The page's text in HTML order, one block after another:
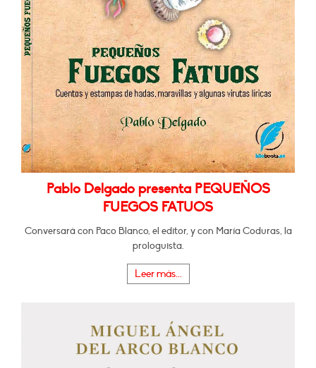
Pablo Delgado presenta PEQUEÑOS
FUEGOS FATUOS
Conversará con Paco Blanco, el editor, y con María Coduras, la
prologuista.
Leer más...